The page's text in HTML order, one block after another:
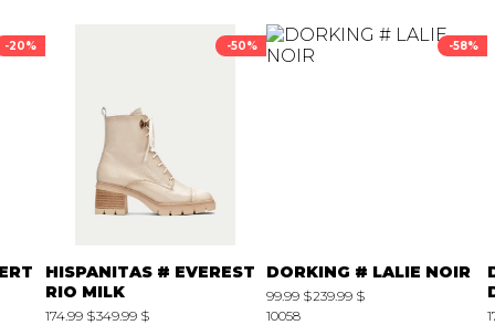
-20% -50%
HISPANITAS # EVEREST
RIO MILK
174.99 $349.99 $
-58%
DORKING # LALIE NOIR
99.99 $239.99 $
10058